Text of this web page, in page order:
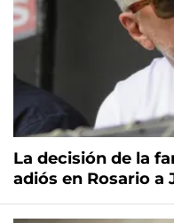
La decisión de la
adiós en Rosario a